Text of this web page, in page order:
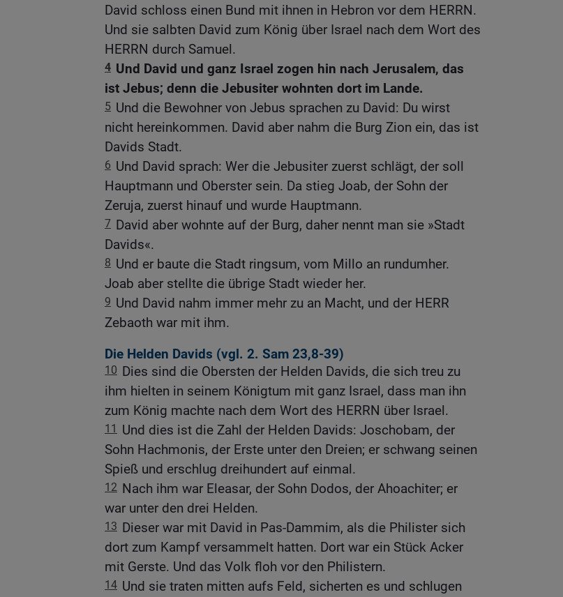
David schloss einen Bund mit ihnen in Hebron vor dem HERRN.
Und sie salbten David zum König über Israel nach dem Wort des
HERRN durch Samuel.
4 Und David und ganz Israel zogen hin nach Jerusalem, das
ist Jebus; denn die Jebusiter wohnten dort im Lande.
5 Und die Bewohner von Jebus sprachen zu David: Du wirst
nicht hereinkommen. David aber nahm die Burg Zion ein, das ist
Davids Stadt.
6 Und David sprach: Wer die Jebusiter zuerst schlägt, der soll
Hauptmann und Oberster sein. Da stieg Joab, der Sohn der
Zeruja, zuerst hinauf und wurde Hauptmann.
7 David aber wohnte auf der Burg, daher nennt man sie »Stadt
Davids«.
8 Und er baute die Stadt ringsum, vom Millo an rundumher.
Joab aber stellte die übrige Stadt wieder her.
9 Und David nahm immer mehr zu an Macht, und der HERR
Zebaoth war mit ihm.
Die Helden Davids (vgl. 2. Sam 23,8-39)
10 Dies sind die Obersten der Helden Davids, die sich treu zu
ihm hielten in seinem Königtum mit ganz Israel, dass man ihn
zum König machte nach dem Wort des HERRN über Israel.
11
Und dies ist die Zahl der Helden Davids: Joschobam, der
Sohn Hachmonis, der Erste unter den Dreien; er schwang seinen
Spieß und erschlug dreihundert auf einmal.
12 Nach ihm war Eleasar, der Sohn Dodos, der Ahoachiter; er
war unter den drei Helden.
13 Dieser war mit David in Pas-Dammim, als die Philister sich
dort zum Kampf versammelt hatten. Dort war ein Stück Acker
mit Gerste. Und das Volk floh vor den Philistern.
14 Und sie traten mitten aufs Feld, sicherten es und schlugen